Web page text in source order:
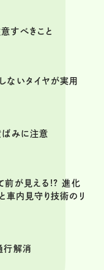
すべきこと
ないタイヤが実用
ばみに注意
前が見える!? 進化
車内見守り技術のリ
行解消